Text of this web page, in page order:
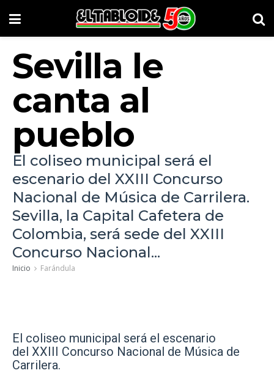
Sevilla le
canta al
pueblo
El coliseo municipal será el
escenario del XXIII Concurso
Nacional de Música de Carrilera.
Sevilla, la Capital Cafetera de
Colombia, será sede del XXIII
Concurso Nacional...
Inicio Farándula
El coliseo municipal será el escenario
del XXIII Concurso Nacional de Música de
Carrilera.